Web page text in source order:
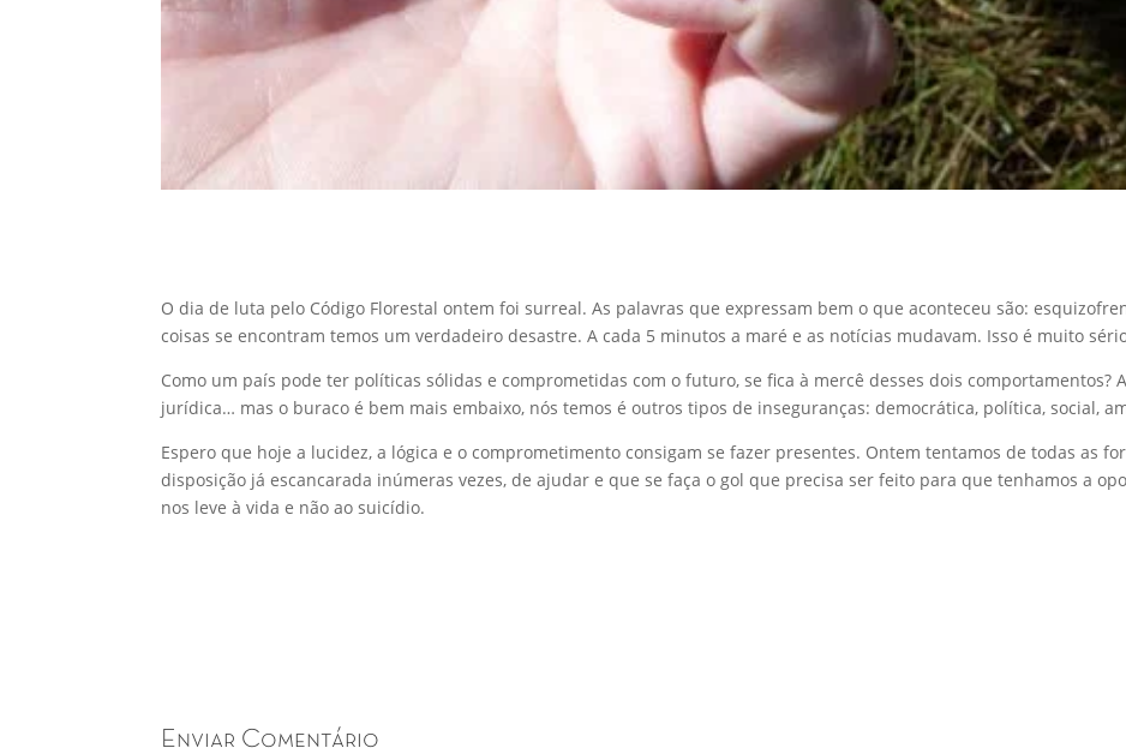
O dia de luta pelo Código Florestal ontem foi surreal. As palavras que expressam bem o que aconteceu são:
coisas se encontram temos um verdadeiro desastre. A cada 5 minutos a maré e as notícias mudavam. Isso é muito
Como um país pode ter políticas sólidas e comprometidas com o futuro, se fica à mercê desses dois comportamentos?
jurídica… mas o buraco é bem mais embaixo, nós temos é outros tipos de inseguranças: democrática, política, social,
Espero que hoje a lucidez, a lógica e o comprometimento consigam se fazer presentes. Ontem tentamos de todas as
disposição já escancarada inúmeras vezes, de ajudar e que se faça o gol que precisa ser feito para que tenhamos a
nos leve à vida e não ao suicídio.
Enviar Comentário